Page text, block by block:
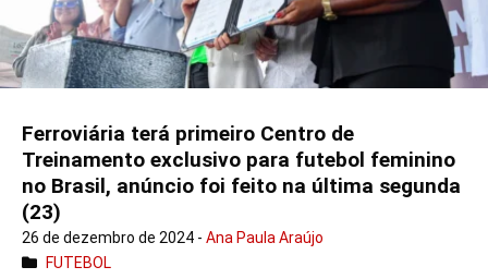
Ferroviária terá primeiro Centro de
Treinamento exclusivo para futebol feminino
no Brasil, anúncio foi feito na última segunda
(23)
26 de dezembro de 2024 - Ana Paula Araújo
FUTEBOL